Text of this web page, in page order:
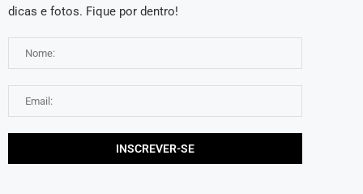
dicas e fotos. Fique por dentro!